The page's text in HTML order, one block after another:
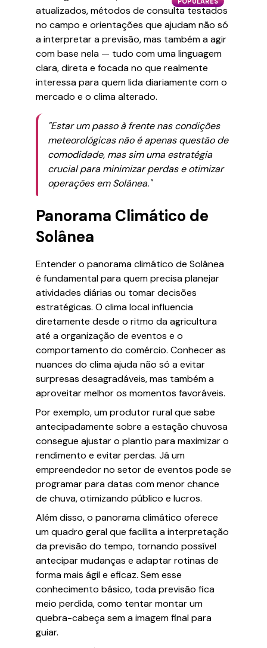
atualizados, métodos de consulta testados
no campo e orientações que ajudam não só
a interpretar a previsão, mas também a agir
com base nela — tudo com uma linguagem
clara, direta e focada no que realmente
interessa para quem lida diariamente com o
mercado e o clima alterado.
"Estar um passo à frente nas condições
meteorológicas não é apenas questão de
comodidade, mas sim uma estratégia
crucial para minimizar perdas e otimizar
operações em Solânea."
Panorama Climático de
Solânea
Entender o panorama climático de Solânea
é fundamental para quem precisa planejar
atividades diárias ou tomar decisões
estratégicas. O clima local influencia
diretamente desde o ritmo da agricultura
até a organização de eventos e o
comportamento do comércio. Conhecer as
nuances do clima ajuda não só a evitar
surpresas desagradáveis, mas também a
aproveitar melhor os momentos favoráveis.
Por exemplo, um produtor rural que sabe
antecipadamente sobre a estação chuvosa
consegue ajustar o plantio para maximizar o
rendimento e evitar perdas. Já um
empreendedor no setor de eventos pode se
programar para datas com menor chance
de chuva, otimizando público e lucros.
Além disso, o panorama climático oferece
um quadro geral que facilita a interpretação
da previsão do tempo, tornando possível
antecipar mudanças e adaptar rotinas de
forma mais ágil e eficaz. Sem esse
conhecimento básico, toda previsão fica
meio perdida, como tentar montar um
quebra-cabeça sem a imagem final para
guiar.